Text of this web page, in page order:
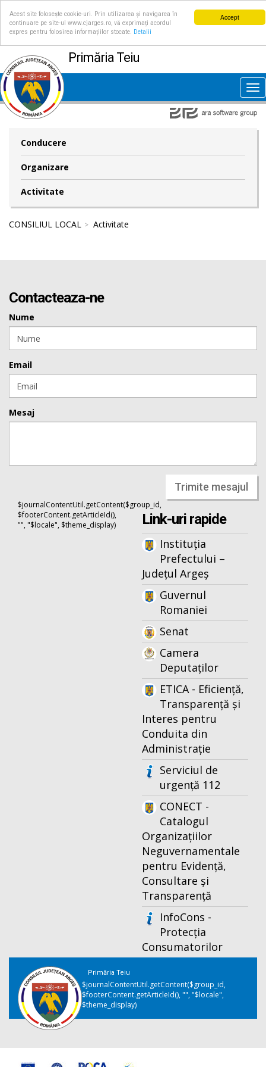
Accept
Acest site folosește cookie-uri. Prin utilizarea și navigarea în
continuare pe site-ul www.cjarges.ro, vă exprimați acordul
expres pentru folosirea informațiilor stocate.
Detalii
Primăria Teiu
Conducere
Organizare
Activitate
CONSILIUL LOCAL Activitate
Contacteaza-ne
Nume
Email
Mesaj
Trimite mesajul
$journalContentUtil.getContent($group_id,
$footerContent.getArticleId(),
"", "$locale", $theme_display)
Link-uri rapide
Instituția
Prefectului –
Județul Argeș
Guvernul
Romaniei
Senat
Camera
Deputaților
ETICA - Eficiență,
Transparență și
Interes pentru
Conduita din
Administrație
Serviciul de
urgență 112
CONECT -
Catalogul
Organizațiilor
Neguvernamentale
pentru Evidență,
Consultare și
Transparență
InfoCons -
Protecția
Consumatorilor
Primăria Teiu
$journalContentUtil.getContent($group_id,
$footerContent.getArticleId(), "", "$locale",
$theme_display)